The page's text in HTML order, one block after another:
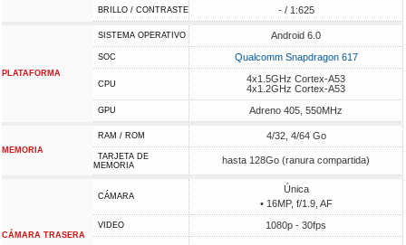
BRILLO / CONTRASTE - / 1:625
PLATAFORMA
SISTEMA OPERATIVO Android 6.0
SOC Qualcomm Snapdragon 617
CPU
4x1.5GHz Cortex-A53
4x1.2GHz Cortex-A53
GPU Adreno 405, 550MHz
MEMORIA
RAM / ROM 4/32, 4/64 Go
TARJETA DE
MEMORIA
hasta 128Go (ranura compartida)
CÁMARA TRASERA
CÁMARA
Única
• 16MP, f/1.9, AF
VIDEO 1080p - 30fps